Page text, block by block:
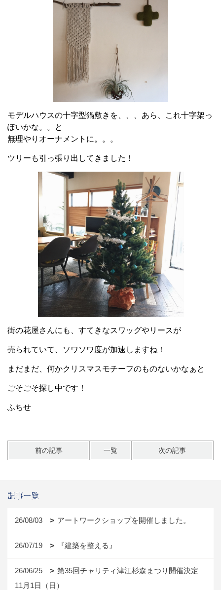
モデルハウスの十字型鍋敷きを、、、あら、これ十字架っ
ぽいかな。。と
無理やりオーナメントに。。。
ツリーも引っ張り出してきました！
街の花屋さんにも、すてきなスワッグやリースが
売られていて、ソワソワ度が加速しますね！
まだまだ、何かクリスマスモチーフのものないかなぁと
ごそごそ探し中です！
ふちせ
前の記事 一覧 次の記事
記事一覧
26/08/03 アートワークショップを開催しました。
26/07/19 『建築を整える』
26/06/25
第35回チャリティ津江杉森まつり開催決定｜
11月1日（日）